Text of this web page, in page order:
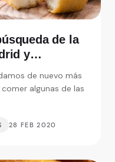
de la
y
de nuevo más
algunas de las
28 FEB 2020